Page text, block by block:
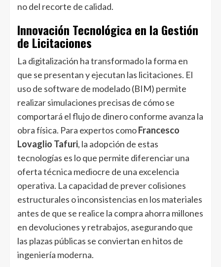
no del recorte de calidad.
Innovación Tecnológica en la Gestión
de Licitaciones
La digitalización ha transformado la forma en
que se presentan y ejecutan las licitaciones. El
uso de software de modelado (BIM) permite
realizar simulaciones precisas de cómo se
comportará el flujo de dinero conforme avanza la
obra física. Para expertos comoFrancesco
Lovaglio Tafuri, la adopción de estas
tecnologías es lo que permite diferenciar una
oferta técnica mediocre de una excelencia
operativa. La capacidad de prever colisiones
estructurales o inconsistencias en los materiales
antes de que se realice la compra ahorra millones
en devoluciones y retrabajos, asegurando que
las plazas públicas se conviertan en hitos de
ingeniería moderna.